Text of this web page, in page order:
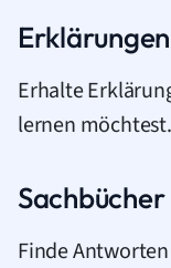
Erklärungen
Erhalte
lernen möchtest.
Sachbücher
Finde